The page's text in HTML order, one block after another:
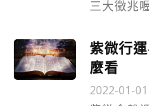
三大徵兆
紫微行
麼看
2022-01-01